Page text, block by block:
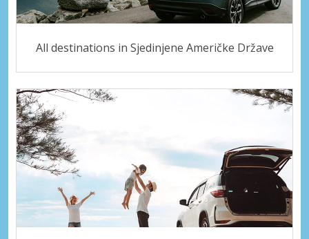
All destinations in Sjedinjene Američke Države